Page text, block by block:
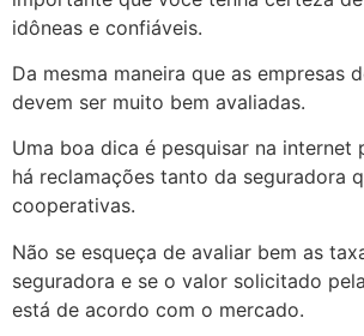
idôneas e confiáveis.
Da mesma maneira que as empresas
devem ser muito bem avaliadas.
Uma boa dica é pesquisar na internet
há reclamações tanto da seguradora
cooperativas.
Não se esqueça de avaliar bem as
seguradora e se o valor solicitado
está de acordo com o mercado.